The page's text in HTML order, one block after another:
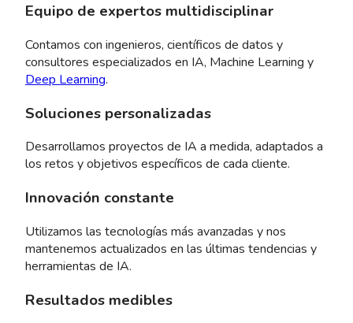
Equipo de expertos multidisciplinar
Contamos con ingenieros, científicos de datos y
consultores especializados en IA, Machine Learning y
Deep Learning.
Soluciones personalizadas
Desarrollamos proyectos de IA a medida, adaptados a
los retos y objetivos específicos de cada cliente.
Innovación constante
Utilizamos las tecnologías más avanzadas y nos
mantenemos actualizados en las últimas tendencias y
herramientas de IA.
Resultados medibles